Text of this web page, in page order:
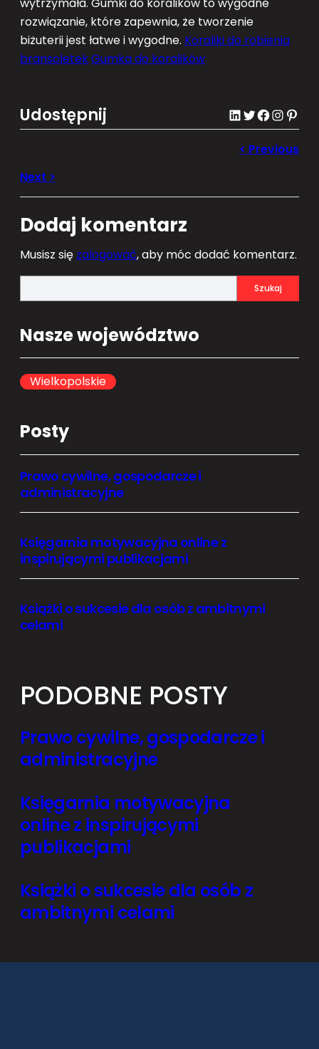
wytrzymała. Gumki do koralików to wygodne
rozwiązanie, które zapewnia, że tworzenie
biżuterii jest łatwe i wygodne. Koraliki do robienia
bransoletekGumka do koralików
Udostępnij LinkedIn Twitter Facebook Instagram Pinterest
Dodaj komentarz
Musisz się zalogować, aby móc dodać komentarz.
e
r
c
h
Szukaj
Nasze województwo
Wielkopolskie
Posty
Prawo cywilne, gospodarcze i
administracyjne
Księgarnia motywacyjna online z
inspirującymi publikacjami
Książki o sukcesie dla osób z ambitnymi
celami
PODOBNE POSTY
Prawo cywilne, gospodarcze i
administracyjne
Księgarnia motywacyjna
online z inspirującymi
publikacjami
Książki o sukcesie dla osób z
ambitnymi celami